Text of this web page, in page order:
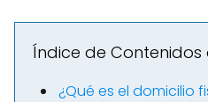
Índice de Contenidos
¿Qué es el domicilio